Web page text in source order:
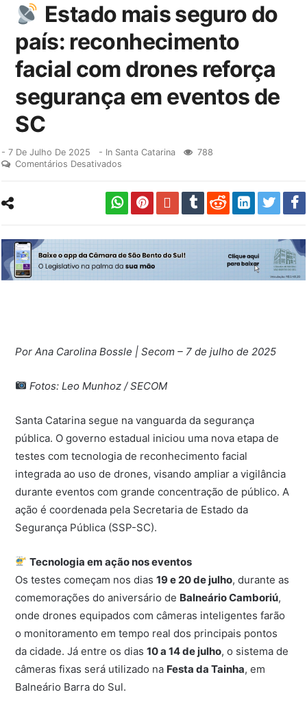
Estado mais seguro do
país: reconhecimento
facial com drones reforça
segurança em eventos de
SC
-7 De Julho De 2025 - In Santa Catarina
788
Comentários Desativados
Por Ana Carolina Bossle | Secom – 7 de julho de 2025
Fotos: Leo Munhoz / SECOM
Santa Catarina segue na vanguarda da segurança
pública. O governo estadual iniciou uma nova etapa de
testes com tecnologia de reconhecimento facial
integrada ao uso de drones, visando ampliar a vigilância
durante eventos com grande concentração de público. A
ação é coordenada pela Secretaria de Estado da
Segurança Pública (SSP-SC).
Tecnologia em ação nos eventos
Os testes começam nos dias19 e 20 de julho, durante as
comemorações do aniversário de Balneário Camboriú,
onde drones equipados com câmeras inteligentes farão
o monitoramento em tempo real dos principais pontos
da cidade. Já entre os dias10 a 14 de julho, o sistema de
câmeras fixas será utilizado na Festa da Tainha, em
Balneário Barra do Sul.